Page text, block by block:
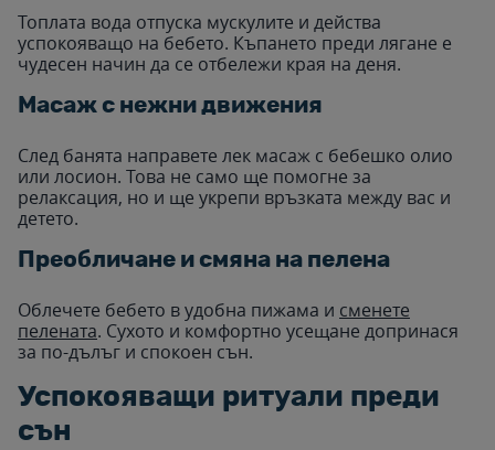
Топлата вода отпуска мускулите и действа
успокояващо на бебето. Къпането преди лягане е
чудесен начин да се отбележи края на деня.
Масаж с нежни движения
След банята направете лек масаж с бебешко олио
или лосион. Това не само ще помогне за
релаксация, но и ще укрепи връзката между вас и
детето.
Преобличане и смяна на пелена
Облечете бебето в удобна пижама и сменете
пелената. Сухото и комфортно усещане допринася
за по-дълъг и спокоен сън.
Успокояващи ритуали преди
сън